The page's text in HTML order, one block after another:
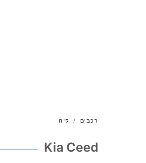
רכבים קיה
Kia Ceed